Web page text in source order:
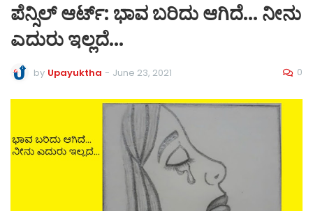
ಪೆನ್ಸಿಲ್ ಆರ್ಟ್: ಭಾವ ಬರಿದು ಆಗಿದೆ... ನೀನು
ಎದುರು ಇಲ್ಲದೆ...
by Upayuktha - June 23, 2021 0